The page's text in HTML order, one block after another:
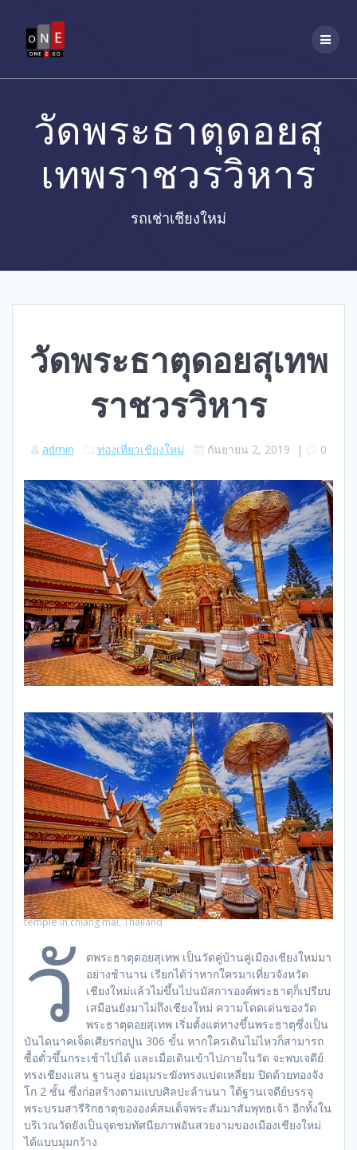
วัดพระธาตุดอยสุ
เทพราชวรวิหาร
รถเช่าเชียงใหม่
วัดพระธาตุดอยสุเทพ
ราชวรวิหาร
admin ท่องเที่ยวเชียงใหม่ กันยายน 2, 2019 | 0
temple in chiang mai, Thailand
วั
ดพระธาตุดอยสุเทพ เป็นวัดคู่บ้านคู่เมืองเชียงใหม่มา
อย่างช้านาน เรียกได้ว่าหากใครมาเที่ยวจังหวัด
เชียงใหม่แล้วไม่ขึ้นไปนมัสการองค์พระธาตุก็เปรียบ
เสมือนยังมาไม่ถึงเชียงใหม่ ความโดดเด่นของวัด
พระธาตุดอยสุเทพ เริ่มตั้งแต่ทางขึ้นพระธาตุซึ่งเป็น
บันไดนาคเจ็ดเศียรก่อปูน 306 ขั้น หากใครเดินไม่ไหวก็สามารถ
ซื้อตั๋วขึ้นกระเช้าไปได้ และเมื่อเดินเข้าไปภายในวัด จะพบเจดีย์
ทรงเชียงแสน ฐานสูง ย่อมุมระฆังทรงแปดเหลี่ยม ปิดด้วยทองจัง
โก 2 ชั้น ซึ่งก่อสร้างตามแบบศิลปะล้านนา ใต้ฐานเจดีย์บรรจุ
พระบรมสารีริกธาตุขององค์สมเด็จพระสัมมาสัมพุทธเจ้า อีกทั้งใน
บริเวณวัดยังเป็นจุดชมทัศนียภาพอันสวยงามของเมืองเชียงใหม่
ได้แบบมุมกว้าง